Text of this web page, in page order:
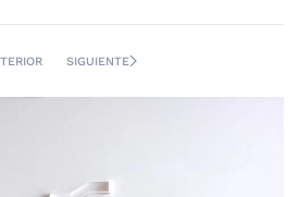
SIGUIENTE